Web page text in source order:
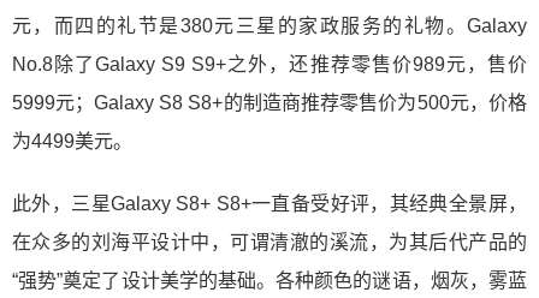
元，而四的礼节是380元三星的家政服务的礼物。Galaxy
No.8除了Galaxy S9 S9+之外，还推荐零售价989元，售价
5999元；Galaxy S8 S8+的制造商推荐零售价为500元，价格
为4499美元。
此外，三星Galaxy S8+ S8+一直备受好评，其经典全景屏，
在众多的刘海平设计中，可谓清澈的溪流，为其后代产品的
“强势”奠定了设计美学的基础。各种颜色的谜语，烟灰，雾蓝